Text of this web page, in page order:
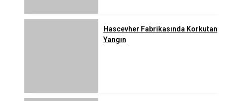
Hascevher Fabrikasında Korkutan
Yangın